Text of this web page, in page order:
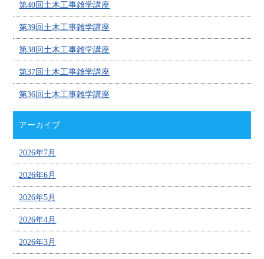
第40回土木工事雑学講座
第39回土木工事雑学講座
第38回土木工事雑学講座
第37回土木工事雑学講座
第36回土木工事雑学講座
アーカイブ
2026年7月
2026年6月
2026年5月
2026年4月
2026年3月